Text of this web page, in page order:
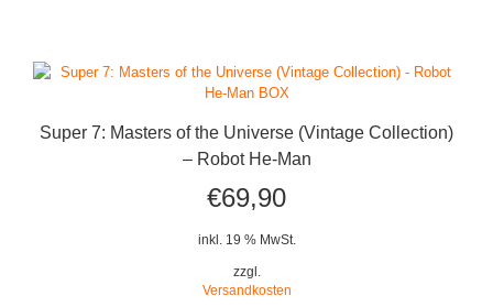
Super 7: Masters of the Universe (Vintage Collection)
– Robot He-Man
€69,90
inkl. 19 % MwSt.
zzgl.
Versandkosten